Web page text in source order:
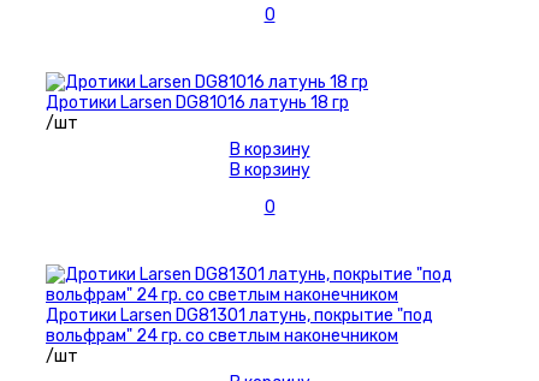
0
Дротики Larsen DG81016 латунь 18 гр
/шт
В корзину
В корзину
0
Дротики Larsen DG81301 латунь, покрытие "под
вольфрам" 24 гр. со светлым наконечником
/шт